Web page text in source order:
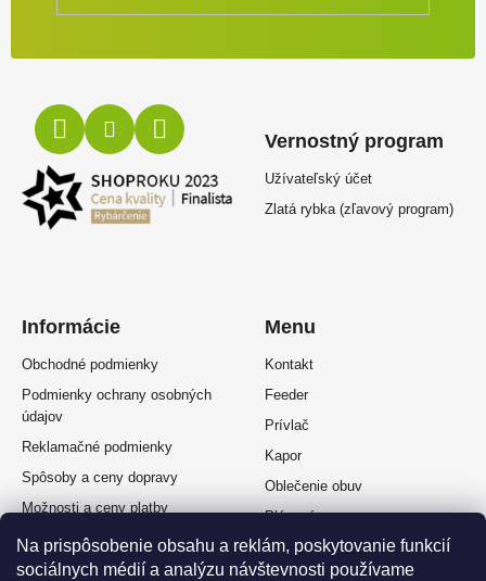
Na prispôsobenie obsahu a reklám, poskytovanie funkcií
sociálnych médií a analýzu návštevnosti používame
Informácie
Obchodné podmienky
Podmienky ochrany osobných
údajov
Reklamačné podmienky
Spôsoby a ceny dopravy
Možnosti a ceny platby
Splátkový predaj
Odstúpenie od zmluvy
Vernostný program
Užívateľský účet
Zlatá rybka (zľavový program)
Menu
Kontakt
Feeder
Prívlač
Kapor
Oblečenie obuv
Plávaná
Muškárina